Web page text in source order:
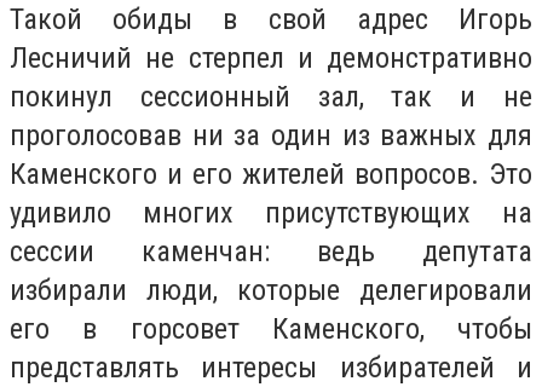
Такой обиды в свой адрес Игорь
Лесничий не стерпел и демонстративно
покинул сессионный зал, так и не
проголосовав ни за один из важных для
Каменского и его жителей вопросов. Это
удивило многих присутствующих на
сессии каменчан: ведь депутата
избирали люди, которые делегировали
его в горсовет Каменского, чтобы
представлять интересы избирателей и